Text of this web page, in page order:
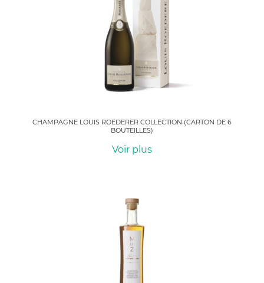
CHAMPAGNE LOUIS ROEDERER COLLECTION (CARTON DE 6
BOUTEILLES)
Voir plus